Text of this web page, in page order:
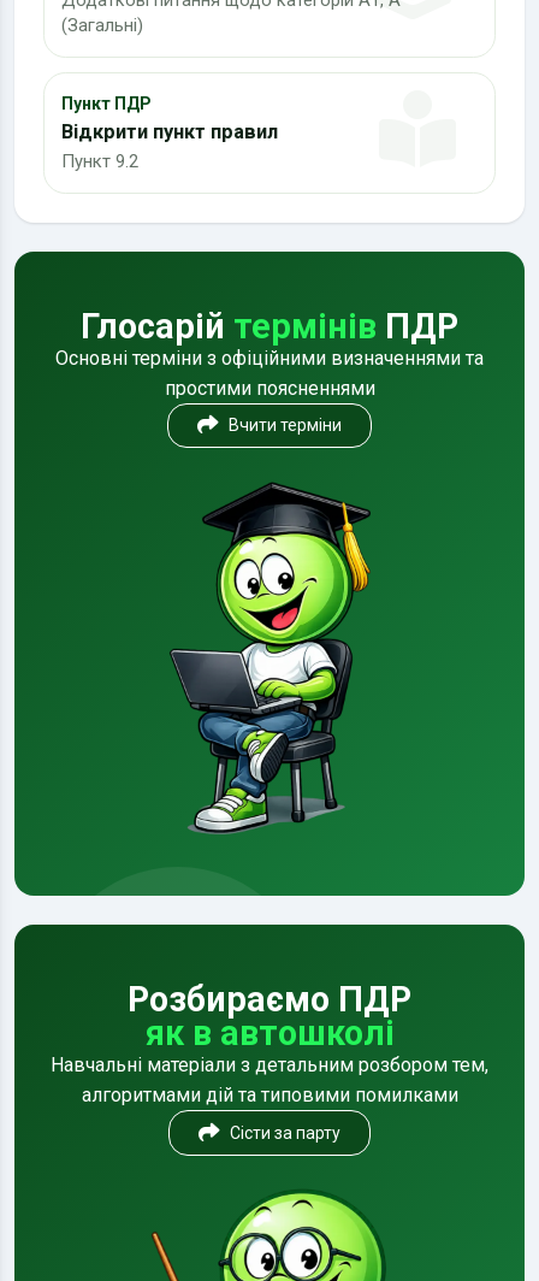
(Загальні)
Пункт ПДР
Відкрити пункт правил
Пункт 9.2
Глосарій термінів ПДР
Основні терміни з офіційними визначеннями та
простими поясненнями
Вчити терміни
Розбираємо ПДР
як в автошколі
Навчальні матеріали з детальним розбором тем,
алгоритмами дій та типовими помилками
Сісти за парту